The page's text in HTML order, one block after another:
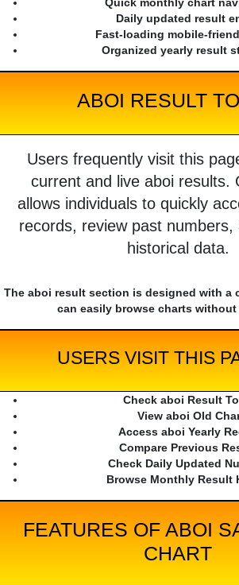
Quick monthly chart
Daily updated result
Fast-loading mobile-
Organized yearly result
ABOI RESULT
Users frequently visit this
current and live aboi results.
allows individuals to quickly
records, review past numbers,
historical data.
The aboi result section is designed with a
can easily browse charts
USERS VISIT THIS
Check aboi Result
View aboi Old
Access aboi Yearly
Compare Previous
Check Daily Updated
Browse Monthly Result
FEATURES OF ABOI
CHART